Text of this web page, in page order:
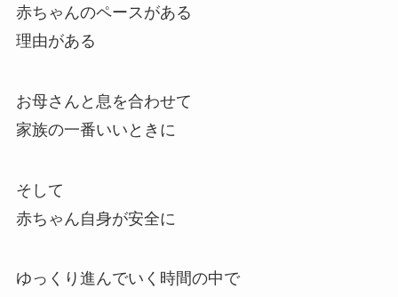
赤ちゃんのペースがある
理由がある
お母さんと息を合わせて
家族の一番いいときに
そして
赤ちゃん自身が安全に
ゆっくり進んでいく時間の中で